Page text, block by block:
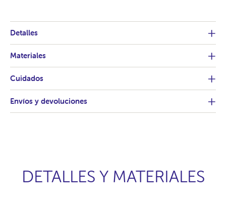
Detalles
Materiales
Cuidados
Envíos y devoluciones
DETALLES Y MATERIALES